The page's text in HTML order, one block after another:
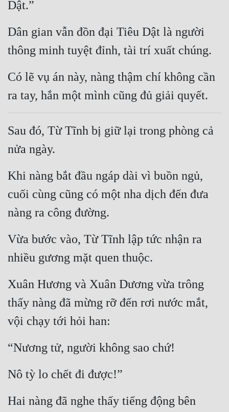
Vô Sỉ
Điềm Đạm
Dật.”
Dân gian vẫn đồn đại Tiêu Dật là người
thông minh tuyệt đỉnh, tài trí xuất chúng.
Có lẽ vụ án này, nàng thậm chí không cần
ra tay, hắn một mình cũng đủ giải quyết.
Sau đó, Từ Tĩnh bị giữ lại trong phòng cả
nửa ngày.
Khi nàng bắt đầu ngáp dài vì buồn ngủ,
cuối cùng cũng có một nha dịch đến đưa
nàng ra công đường.
Vừa bước vào, Từ Tĩnh lập tức nhận ra
nhiều gương mặt quen thuộc.
Xuân Hương và Xuân Dương vừa trông
thấy nàng đã mừng rỡ đến rơi nước mắt,
vội chạy tới hỏi han:
“Nương tử, người không sao chứ!
Nô tỳ lo chết đi được!”
Hai nàng đã nghe thấy tiếng động bên